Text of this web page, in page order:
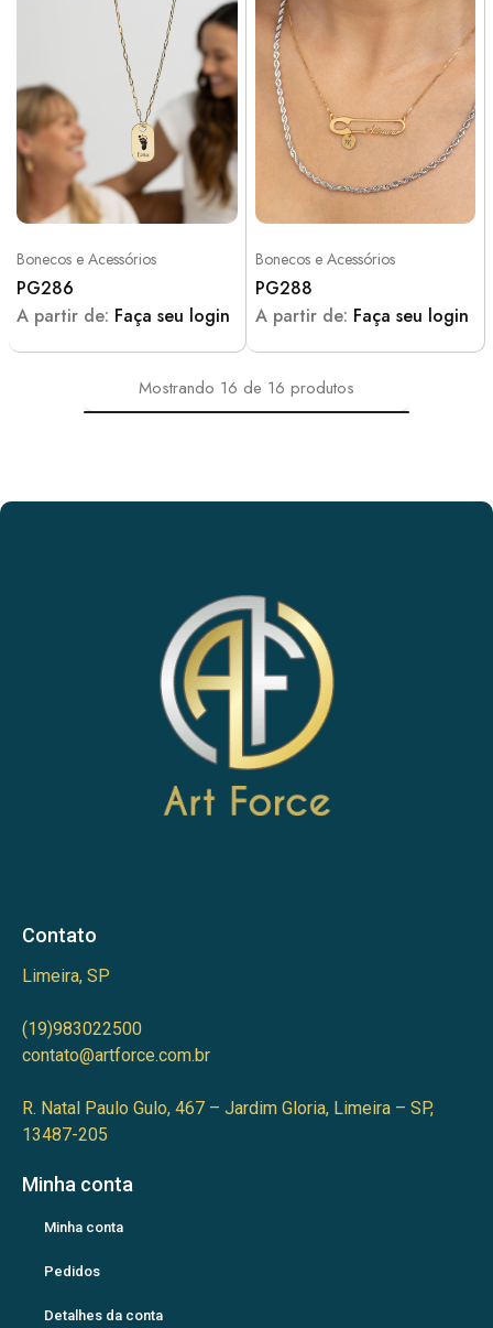
Bonecos e Acessórios
PG286
A partir de: Faça seu login
Bonecos e Acessórios
PG288
A partir de: Faça seu login
Mostrando 16 de 16 produtos
Contato
Limeira, SP
(19)983022500
contato@artforce.com.br
R. Natal Paulo Gulo, 467 – Jardim Gloria, Limeira – SP,
13487-205
Minha conta
Minha conta
Pedidos
Detalhes da conta